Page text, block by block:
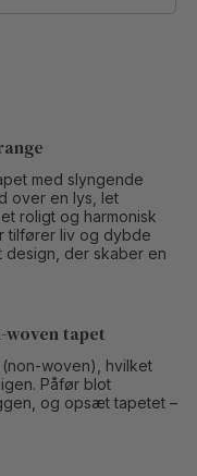
med slyngende
over en lys, let
roligt og harmonisk
tilfører liv og dybde
design, der skaber en
tapet
woven), hvilket
Påfør blot
og opsæt tapetet –